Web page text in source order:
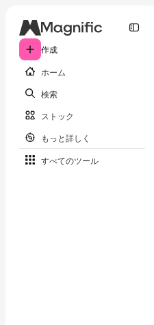
作成
ホーム
検索
ストック
もっと詳しく
すべてのツール